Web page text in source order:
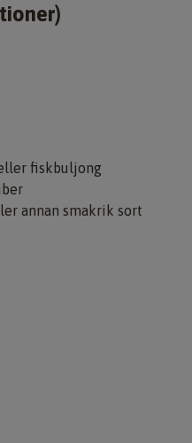
fiskbuljong
annan smakrik sort